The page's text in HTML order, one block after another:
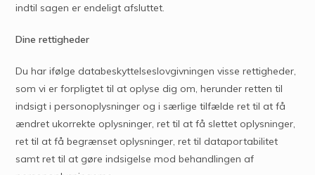
indtil sagen er endeligt afsluttet.
Dine rettigheder
Du har ifølge databeskyttelseslovgivningen visse rettigheder,
som vi er forpligtet til at oplyse dig om, herunder retten til
indsigt i personoplysninger og i særlige tilfælde ret til at få
ændret ukorrekte oplysninger, ret til at få slettet oplysninger,
ret til at få begrænset oplysninger, ret til dataportabilitet
samt ret til at gøre indsigelse mod behandlingen af